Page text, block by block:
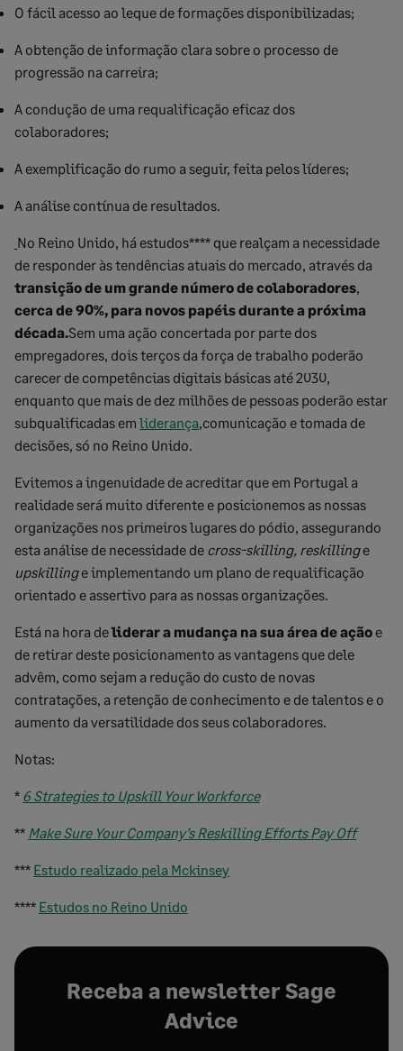
O fácil acesso ao leque de formações disponibilizadas;
A obtenção de informação clara sobre o processo de
progressão na carreira;
A condução de uma requalificação eficaz dos
colaboradores;
A exemplificação do rumo a seguir, feita pelos líderes;
A análise contínua de resultados.
No Reino Unido, há estudos**** que realçam a necessidade
de responder às tendências atuais do mercado, através da
transição de um grande número de colaboradores,
cerca de 90%, para novos papéis durante a próxima
década.Sem uma ação concertada por parte dos
empregadores, dois terços da força de trabalho poderão
carecer de competências digitais básicas até 2030,
enquanto que mais de dez milhões de pessoas poderão estar
subqualificadas em liderança,comunicação e tomada de
decisões, só no Reino Unido.
Evitemos a ingenuidade de acreditar que em Portugal a
realidade será muito diferente e posicionemos as nossas
organizações nos primeiros lugares do pódio, assegurando
esta análise de necessidade de cross-skilling, reskillinge
upskillinge implementando um plano de requalificação
orientado e assertivo para as nossas organizações.
Está na hora deliderar a mudança na sua área de ação e
de retirar deste posicionamento as vantagens que dele
advêm, como sejam a redução do custo de novas
contratações, a retenção de conhecimento e de talentos e o
aumento da versatilidade dos seus colaboradores.
Notas:
* 6 Strategies to Upskill Your Workforce
** Make Sure Your Company’s Reskilling Efforts Pay Off
*** Estudo realizado pela Mckinsey
**** Estudos no Reino Unido
Receba a newsletter Sage
Advice